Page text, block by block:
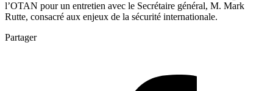
l’OTAN pour un entretien avec le Secrétaire général, M. Mark
Rutte, consacré aux enjeux de la sécurité internationale.
Partager